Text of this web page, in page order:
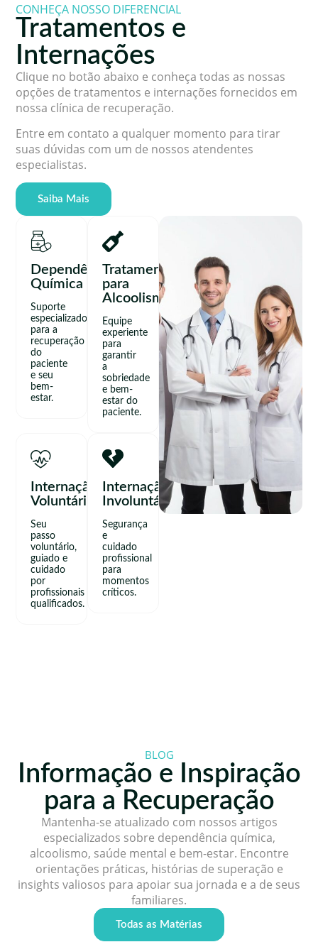
Dependência
Química
Suporte
especializado
para a
recuperação
do
paciente
e seu
bem-
estar.
Tratamento
para
Alcoolismo
Equipe
experiente
para
garantir
a
sobriedade
e bem-
estar do
paciente.
Internação
Voluntária
Seu
passo
voluntário,
guiado e
cuidado
por
profissionais
qualificados.
Internação
Involuntária
Segurança
e
cuidado
profissional
para
momentos
críticos.
CONHEÇA NOSSO DIFERENCIAL
Tratamentos e
Internações
Clique no botão abaixo e conheça todas as nossas
opções de tratamentos e internações fornecidos em
nossa clínica de recuperação.
Entre em contato a qualquer momento para tirar
suas dúvidas com um de nossos atendentes
especialistas.
Saiba Mais
BLOG
Informação e Inspiração
para a Recuperação
Mantenha-se atualizado com nossos artigos
especializados sobre dependência química,
alcoolismo, saúde mental e bem-estar. Encontre
orientações práticas, histórias de superação e
insights valiosos para apoiar sua jornada e a de seus
familiares.
Todas as Matérias